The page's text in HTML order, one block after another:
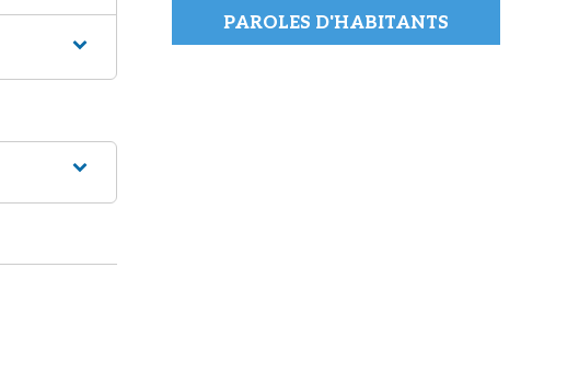
PAROLES D'HABITANTS